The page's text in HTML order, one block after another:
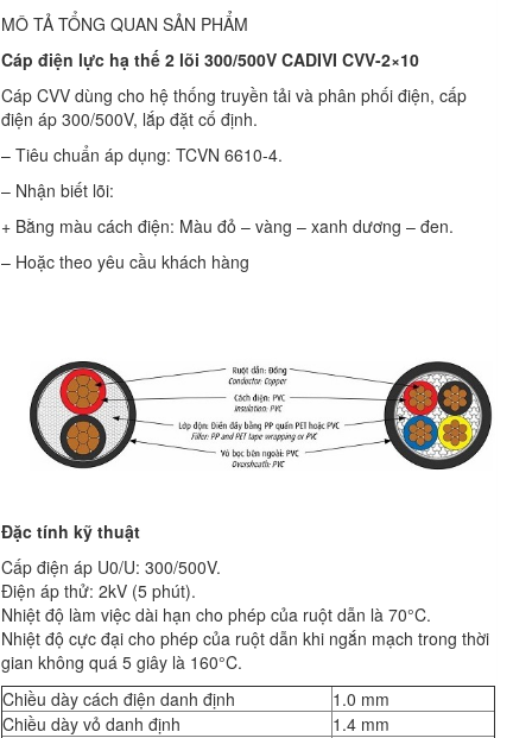
MÔ TẢ TỔNG QUAN SẢN PHẨM
Cáp điện lực hạ thế 2 lõi 300/500V CADIVI CVV-2×10
Cáp CVV dùng cho hệ thống truyền tải và phân phối điện, cấp
điện áp 300/500V, lắp đặt cố định.
– Tiêu chuẩn áp dụng: TCVN 6610-4.
– Nhận biết lõi:
+ Bằng màu cách điện: Màu đỏ – vàng – xanh dương – đen.
– Hoặc theo yêu cầu khách hàng
Đặc tính kỹ thuật
Cấp điện áp U0/U: 300/500V.
Điện áp thử: 2kV (5 phút).
Nhiệt độ làm việc dài hạn cho phép của ruột dẫn là 70°C.
Nhiệt độ cực đại cho phép của ruột dẫn khi ngắn mạch trong thời
gian không quá 5 giây là 160°C.
Chiều dày cách điện danh định
1.0 mm
Chiều dày vỏ danh định
1.4 mm